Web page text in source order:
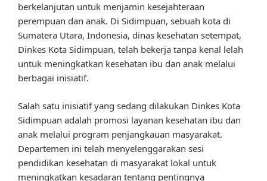
berkelanjutan untuk menjamin kesejahteraan
perempuan dan anak. Di Sidimpuan, sebuah kota di
Sumatera Utara, Indonesia, dinas kesehatan setempat,
Dinkes Kota Sidimpuan, telah bekerja tanpa kenal lelah
untuk meningkatkan kesehatan ibu dan anak melalui
berbagai inisiatif.
Salah satu inisiatif yang sedang dilakukan Dinkes Kota
Sidimpuan adalah promosi layanan kesehatan ibu dan
anak melalui program penjangkauan masyarakat.
Departemen ini telah menyelenggarakan sesi
pendidikan kesehatan di masyarakat lokal untuk
meningkatkan kesadaran tentang pentingnya